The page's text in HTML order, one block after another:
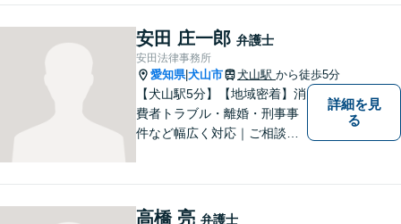
できる弁護士を目指していま
す。
安田 庄一郎 弁護士
安田法律事務所
愛知県|犬山市 犬山駅 から徒歩5分
【犬山駅5分】【地域密着】消
費者トラブル・離婚・刑事事
件など幅広く対応｜ご相談者
休日・時間外対応可】
詳細を見
る
高橋 亮 弁護士